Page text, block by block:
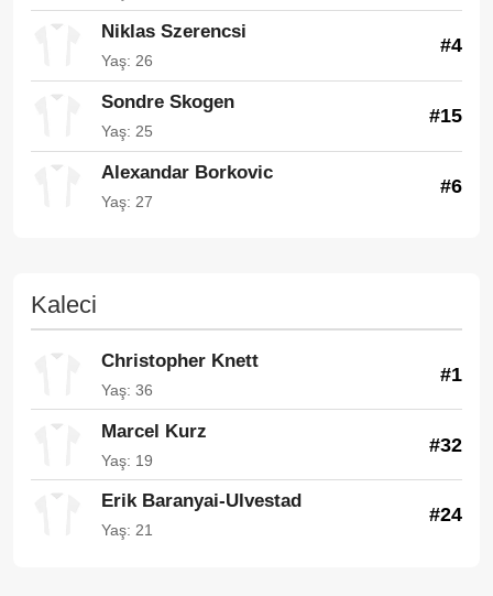
Niklas Szerencsi
Yaş: 26
#4
Sondre Skogen
Yaş: 25
#15
Alexandar Borkovic
Yaş: 27
#6
Kaleci
Christopher Knett
Yaş: 36
#1
Marcel Kurz
Yaş: 19
#32
Erik Baranyai-Ulvestad
Yaş: 21
#24